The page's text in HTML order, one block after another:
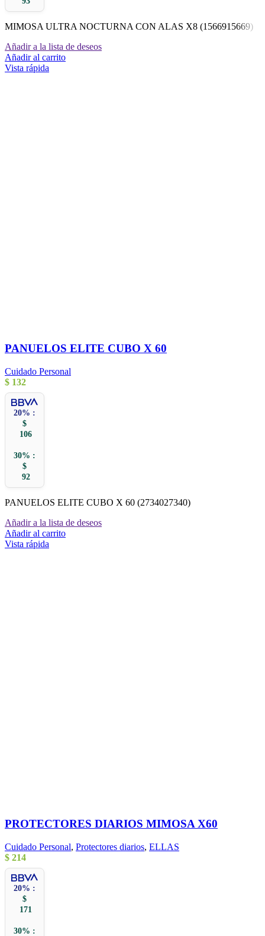
MIMOSA ULTRA NOCTURNA CON ALAS X8 (1566915669)
Añadir a la lista de deseos
Añadir al carrito
Vista rápida
PANUELOS ELITE CUBO X 60
Cuidado Personal
$ 132
20% :
$
106
30% :
$
92
PANUELOS ELITE CUBO X 60 (2734027340)
Añadir a la lista de deseos
Añadir al carrito
Vista rápida
PROTECTORES DIARIOS MIMOSA X60
Cuidado Personal, Protectores diarios, ELLAS
$ 214
20% :
$
171
30% :